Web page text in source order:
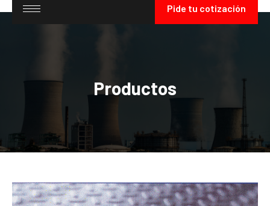
Pide tu cotización
Productos